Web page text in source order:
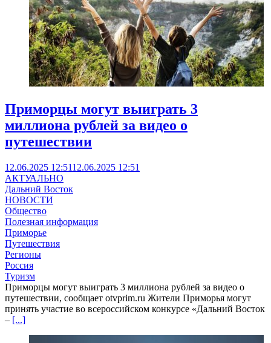
Приморцы могут выиграть 3
миллиона рублей за видео о
путешествии
12.06.2025 12:5112.06.2025 12:51
АКТУАЛЬНО
Дальний Восток
НОВОСТИ
Общество
Полезная информация
Приморье
Путешествия
Регионы
Россия
Туризм
Приморцы могут выиграть 3 миллиона рублей за видео о
путешествии, сообщает otvprim.ru Жители Приморья могут
принять участие во всероссийском конкурсе «Дальний Восток
– [...]